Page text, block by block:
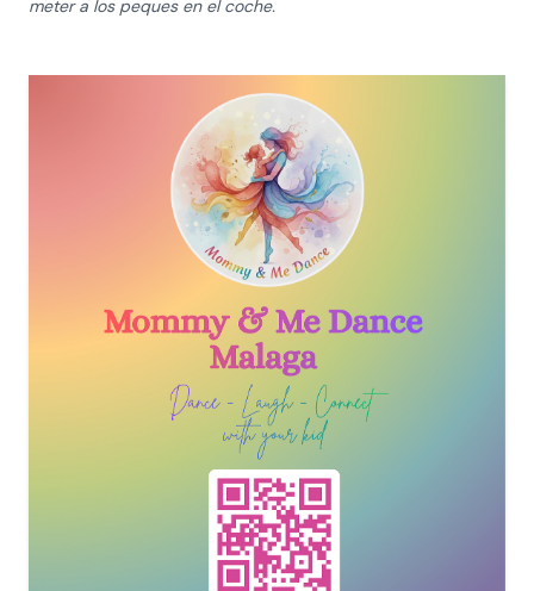
meter a los peques en el coche.